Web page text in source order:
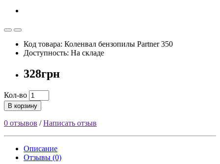
Код товара: Коленвал бензопилы Partner 350
Доступность: На складе
328грн
Кол-во
В корзину
0 отзывов /Написать отзыв
Описание
Отзывы (0)